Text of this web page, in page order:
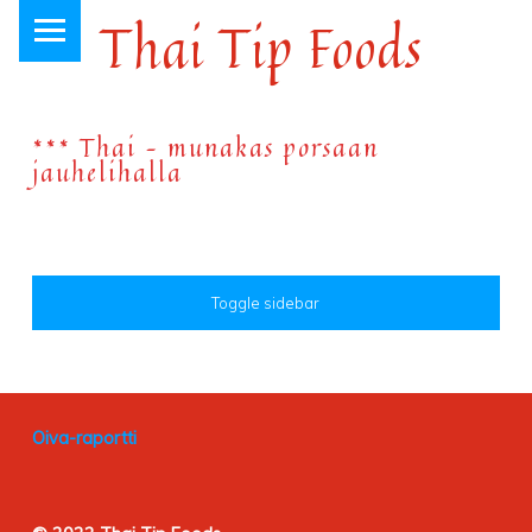
Thai Tip Foods
*** Thai – munakas porsaan
jauhelihalla
SIDEBAR
Toggle sidebar
FOOTER SIDEBAR
Oiva-raportti